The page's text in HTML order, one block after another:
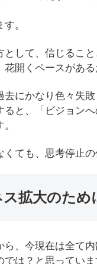
。
として、信じること
花開くペースがあ
去にかなり色々失
ると、「ビジョン
くても、思考停止
ス拡大のため
ら、今現在は全て
では？と思っていま